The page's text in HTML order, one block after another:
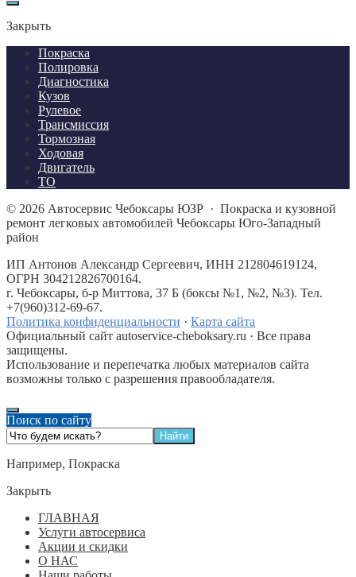
Закрыть
Покраска
Полировка
Диагностика
Кузов
Рулевое
Трансмиссия
Тормозная
Ходовая
Двигатель
ТО
© 2026 Автосервис Чебоксары ЮЗР · Покраска и кузовной
ремонт легковых автомобилей Чебоксары Юго-Западный
район
ИП Антонов Александр Сергеевич, ИНН 212804619124,
ОГРН 304212826700164.
г. Чебоксары, б-р Миттова, 37 Б (боксы №1, №2, №3). Тел.
+7(960)312-69-67.
Политика конфиденциальности · Карта сайта
Официальный сайт autoservice-cheboksary.ru · Все права
защищены.
Использование и перепечатка любых материалов сайта
возможны только с разрешения правообладателя.
Поиск по сайту
Например, Покраска
Закрыть
ГЛАВНАЯ
Услуги автосервиса
Акции и скидки
О НАС